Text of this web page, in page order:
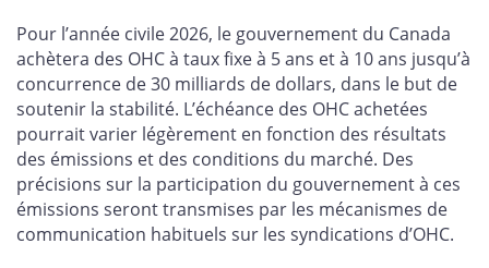
Pour l’année civile 2026, le gouvernement du Canada
achètera des OHC à taux fixe à 5 ans et à 10 ans jusqu’à
concurrence de 30 milliards de dollars, dans le but de
soutenir la stabilité. L’échéance des OHC achetées
pourrait varier légèrement en fonction des résultats
des émissions et des conditions du marché. Des
précisions sur la participation du gouvernement à ces
émissions seront transmises par les mécanismes de
communication habituels sur les syndications d’OHC.